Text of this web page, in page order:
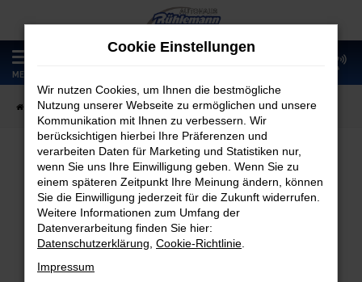
Zum
Hauptinhalt
springen
MENÜ
Startseite Fahrzeugangebote Fahrzeugmarkt
Fahrzeugmarkt
Fehler: Network Error
Cookie Einstellungen
Wir nutzen Cookies, um Ihnen die bestmögliche
Nutzung unserer Webseite zu ermöglichen und unsere
Kommunikation mit Ihnen zu verbessern. Wir
berücksichtigen hierbei Ihre Präferenzen und
verarbeiten Daten für Marketing und Statistiken nur,
wenn Sie uns Ihre Einwilligung geben. Wenn Sie zu
einem späteren Zeitpunkt Ihre Meinung ändern, können
Sie die Einwilligung jederzeit für die Zukunft widerrufen.
Weitere Informationen zum Umfang der
Datenverarbeitung finden Sie hier:
Datenschutzerklärung Cookie-Richtlinie
Impressum